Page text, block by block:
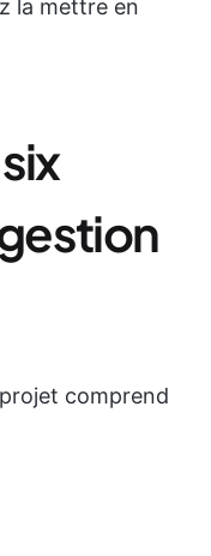
la mettre en
comprend